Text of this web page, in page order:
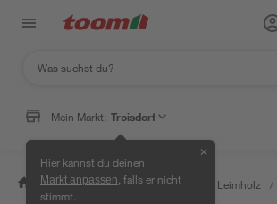
Mein Markt: Troisdorf
Hier kannst du deinen
Markt anpassen , falls er nicht
stimmt.
✕
/ Bauen & Renovieren / Holz Leimholz /